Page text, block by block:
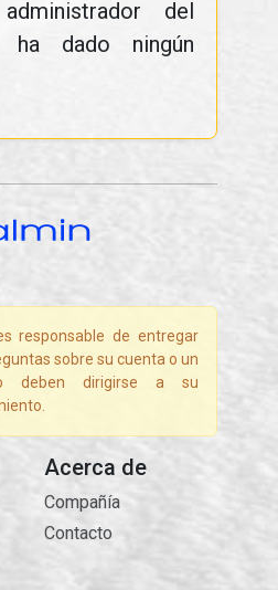
del
ha dado ningún
responsable de entregar
sobre su cuenta o un
deben dirigirse a su
Acerca de
Compañía
Contacto